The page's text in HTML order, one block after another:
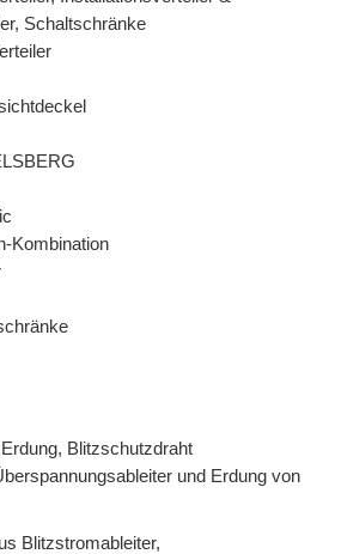
Schaltschränke
Kombination
Blitzschutzdraht
und Erdung von
Blitzstromableiter,